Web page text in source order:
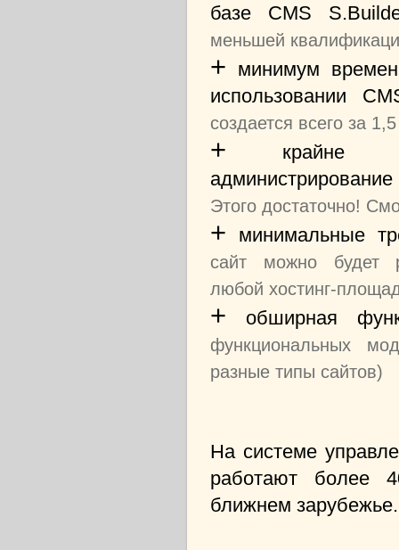
базе CMS
меньшей
+ минимум
использовании
создается всего за
+ крайне
Этого достаточно!
+ минимальные
сайт можно будет
любой хостинг-
+ обширная
функциональных
разные типы сайтов)
На системе
работают более
ближнем зарубежье.